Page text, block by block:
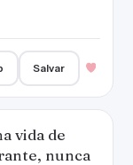
Salvar
vida de
nunca